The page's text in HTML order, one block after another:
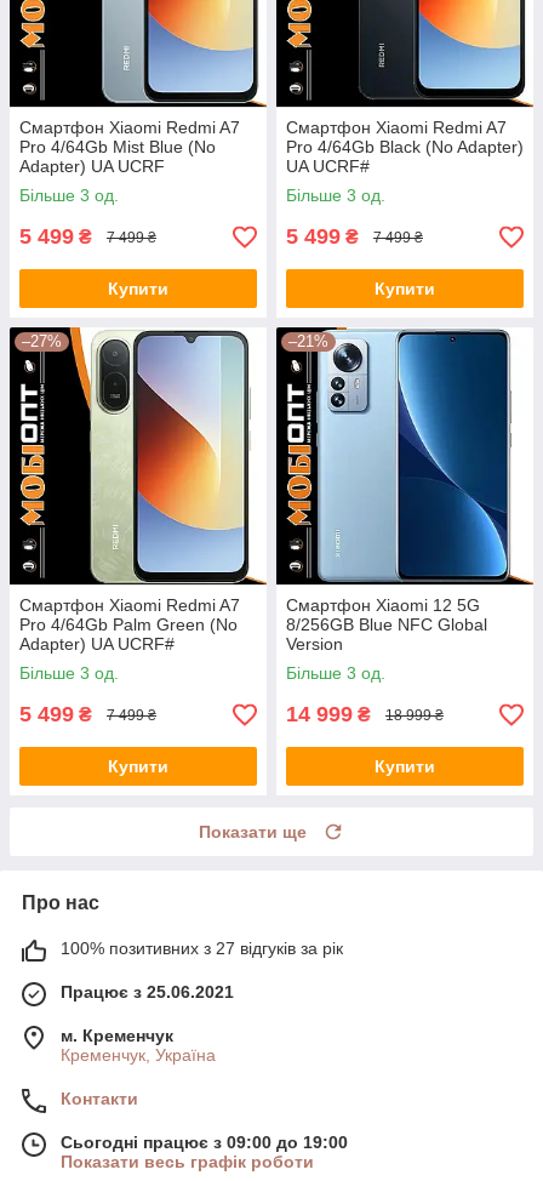
Смартфон Xiaomi Redmi A7
Pro 4/64Gb Mist Blue (No
Adapter) UA UCRF
Більше 3 од.
5 499 ₴ 7 499 ₴
Купити
Смартфон Xiaomi Redmi A7
Pro 4/64Gb Black (No Adapter)
UA UCRF#
Більше 3 од.
5 499 ₴ 7 499 ₴
Купити
–27%
Смартфон Xiaomi Redmi A7
Pro 4/64Gb Palm Green (No
Adapter) UA UCRF#
Більше 3 од.
5 499 ₴ 7 499 ₴
Купити
–21%
Смартфон Xiaomi 12 5G
8/256GB Blue NFC Global
Version
Більше 3 од.
14 999 ₴ 18 999 ₴
Купити
Показати ще
Про нас
100% позитивних з 27 відгуків за рік
Працює з 25.06.2021
м. Кременчук
Кременчук, Україна
Контакти
Сьогодні працює з 09:00 до 19:00
Показати весь графік роботи